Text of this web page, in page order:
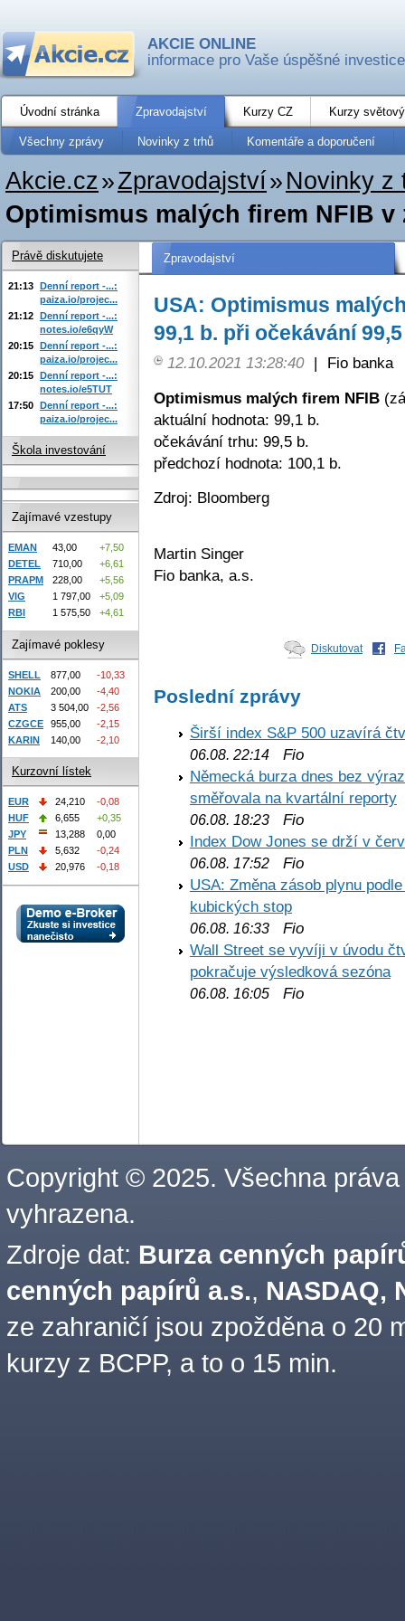
AKCIE ONLINE
informace pro Vaše úspěšné investice
Úvodní stránka Zpravodajství Kurzy CZ Kurzy
Všechny zprávy Novinky z trhů Komentáře a doporučení
Akcie.cz»Zpravodajství» Novinky z
Optimismus malých firem NFIB v
Zpravodajství
USA: Optimismus
99,1 b. při očekávání
12.10.2021 13:28:40 |
Fio banka
Optimismus malých firem NFIB
aktuální hodnota: 99,1 b.
očekávání trhu: 99,5 b.
předchozí hodnota: 100,1 b.
Zdroj: Bloomberg
Martin Singer
Fio banka, a.s.
Diskutovat
Poslední zprávy
Širší index S&P 500 uzavírá
06.08. 22:14 Fio
Německá burza dnes bez
směřovala na kvartální reporty
06.08. 18:23 Fio
Index Dow Jones se drží v
06.08. 17:52 Fio
USA: Změna zásob plynu
kubických stop
06.08. 16:33 Fio
Wall Street se vyvíji v úvodu
pokračuje výsledková sezóna
06.08. 16:05 Fio
Právě diskutujete
21:13 Denní report -...:
paiza.io/projec...
21:12 Denní report -...:
notes.io/e6qyW
20:15 Denní report -...:
paiza.io/projec...
20:15 Denní report -...:
notes.io/e5TUT
17:50 Denní report -...:
paiza.io/projec...
Škola investování
Zajímavé vzestupy
EMAN 43,00
+7,50
DETEL
710,00
+6,61
PRAPM
228,00
+5,56
VIG
1 797,00
+5,09
RBI
1 575,50 +4,61
Zajímavé poklesy
SHELL 877,00
-10,33
NOKIA
200,00
-4,40
ATS
3 504,00
-2,56
CZGCE
955,00
-2,15
KARIN
140,00 -2,10
Kurzovní lístek
EUR 24,210
-0,08
HUF
6,655
+0,35
JPY
13,288
0,00
PLN
5,632
-0,24
USD
20,976 -0,18
Copyright © 2025. Všechna práva
vyhrazena.
Zdroje dat: Burza cenných
cenných papírů a.s., NASDAQ,
ze zahraničí jsou zpožděna o 20
kurzy z BCPP, a to o 15 min.